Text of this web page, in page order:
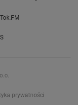
Tok.FM
prywatności